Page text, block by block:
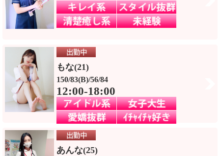
もな(21)
150/83(B)/56/84
12:00-18:00
あんな(25)